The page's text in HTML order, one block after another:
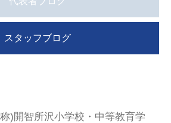
スタッフブログ
)開智所沢小学校・中等教育学